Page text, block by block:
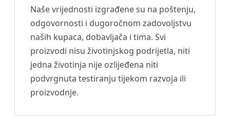
Naše vrijednosti izgrađene su na poštenju,
odgovornosti i dugoročnom zadovoljstvu
naših kupaca, dobavljača i tima. Svi
proizvodi nisu životinjskog podrijetla, niti
jedna životinja nije ozlijeđena niti
podvrgnuta testiranju tijekom razvoja ili
proizvodnje.